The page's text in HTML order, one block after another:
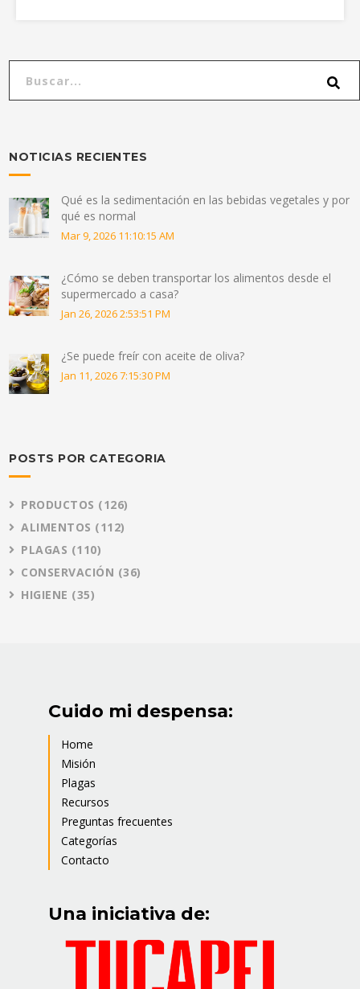
NOTICIAS RECIENTES
Qué es la sedimentación en las bebidas vegetales y por
qué es normal
Mar 9, 2026 11:10:15 AM
¿Cómo se deben transportar los alimentos desde el
supermercado a casa?
Jan 26, 2026 2:53:51 PM
¿Se puede freír con aceite de oliva?
Jan 11, 2026 7:15:30 PM
POSTS POR CATEGORIA
PRODUCTOS (126)
ALIMENTOS (112)
PLAGAS (110)
CONSERVACIÓN (36)
HIGIENE (35)
Cuido mi despensa:
Home
Misión
Plagas
Recursos
Preguntas frecuentes
Categorías
Contacto
Una iniciativa de: